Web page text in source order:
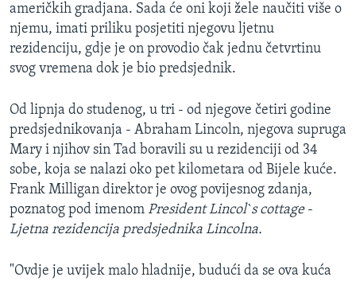
MAGAZIN
O GLASU AMERIKE
PRATITE NAS
Jezici
američkih gradjana. Sada će oni koji žele naučiti više o
njemu, imati priliku posjetiti njegovu ljetnu
rezidenciju, gdje je on provodio čak jednu četvrtinu
svog vremena dok je bio predsjednik.
Od lipnja do studenog, u tri - od njegove četiri godine
predsjednikovanja - Abraham Lincoln, njegova supruga
Mary i njihov sin Tad boravili su u rezidenciji od 34
sobe, koja se nalazi oko pet kilometara od Bijele kuće.
Frank Milligan direktor je ovog povijesnog zdanja,
poznatog pod imenom President Lincol`s cottage-
Ljetna rezidencija predsjednika Lincolna.
"Ovdje je uvijek malo hladnije, budući da se ova kuća